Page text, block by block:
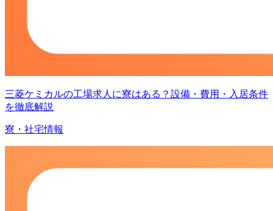
三菱ケミカルの工場求人に寮はある？設備・費用・入居条件
を徹底解説
寮・社宅情報